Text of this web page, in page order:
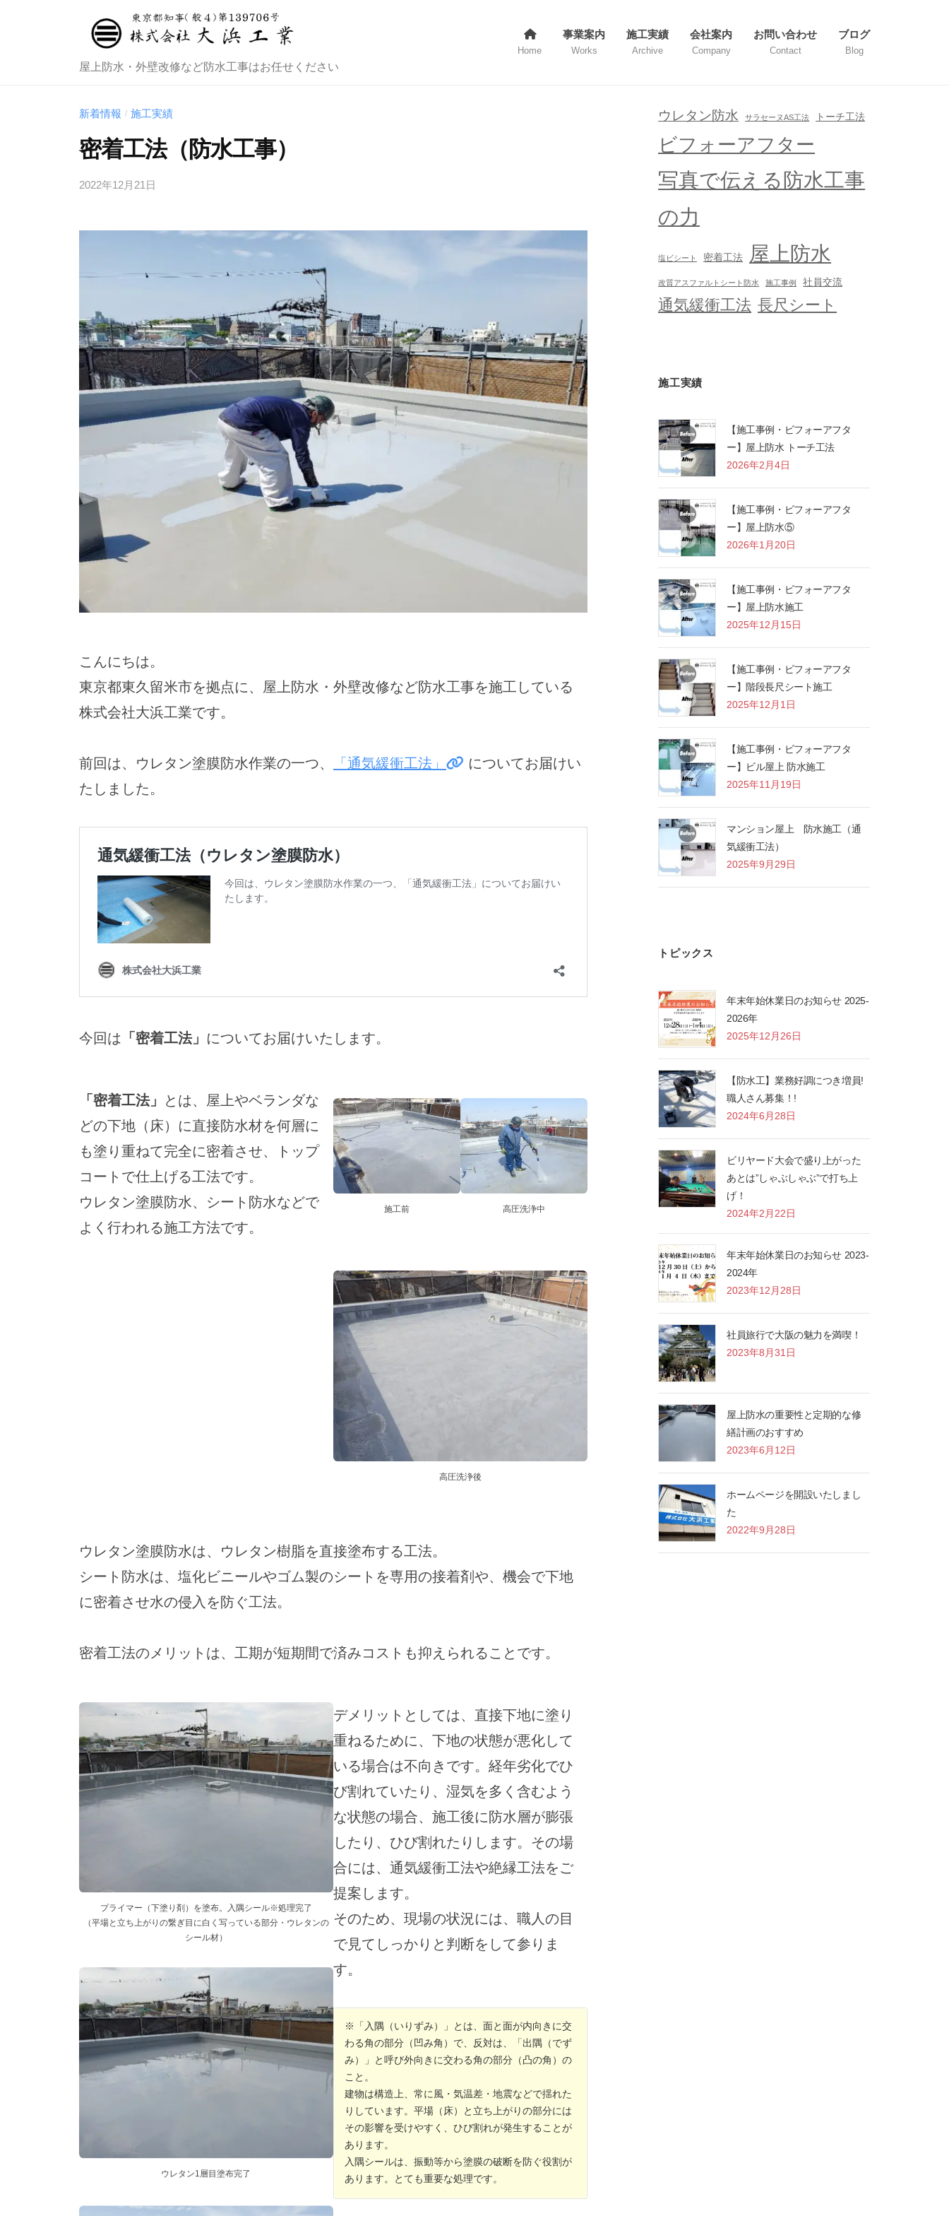
株
会
社
大
浜
業
屋上防水・外壁改修など防水工事はお任せください
Home
事業案内
Works
施工実績
Archive
会社案内
Company
お問い合わせ
Contact
ブログ
Blog
新着情報 / 施工実績
密着工法（防水工事）
2022年12月21日
こんにちは。
東京都東久留米市を拠点に、屋上防水・外壁改修など防水工事を施工している
株式会社大浜工業です。
前回は、ウレタン塗膜防水作業の一つ、 「通気緩衝工法」
についてお届けい
たしました。
今回は 「密着工法」 についてお届けいたします。
「密着工法」
とは、屋上やベランダな
どの下地（床）に直接防水材を何層に
も塗り重ねて完全に密着させ、トップ
コートで仕上げる工法です。
ウレタン塗膜防水、シート防水などで
よく行われる施工方法です。
施工前 高圧洗浄中
高圧洗浄後
ウレタン塗膜防水は、ウレタン樹脂を直接塗布する工法。
シート防水は、塩化ビニールやゴム製のシートを専用の接着剤や、機会で下地
に密着させ水の侵入を防ぐ工法。
密着工法のメリットは、工期が短期間で済みコストも抑えられることです。
プライマー（下塗り剤）を塗布。入隅シール※処理完了
（平場と立ち上がりの繋ぎ目に白く写っている部分・ウレタンの
シール材）
ウレタン1層目塗布完了
デメリットとしては、直接下地に塗り
重ねるために、下地の状態が悪化して
いる場合は不向きです。経年劣化でひ
び割れていたり、湿気を多く含むよう
な状態の場合、施工後に防水層が膨張
したり、ひび割れたりします。その場
合には、通気緩衝工法や絶縁工法をご
提案します。
そのため、現場の状況には、職人の目
で見てしっかりと判断をして参りま
す。
※「入隅（いりずみ）」とは、面と面が内向きに交
わる角の部分（凹み角）で、反対は、「出隅（でず
み）」と呼び外向きに交わる角の部分（凸の角）の
こと。
建物は構造上、常に風・気温差・地震などで揺れた
りしています。平場（床）と立ち上がりの部分には
その影響を受けやすく、ひび割れが発生することが
あります。
入隅シールは、振動等から塗膜の破断を防ぐ役割が
あります。とても重要な処理です。
ウレタン防水 サラセーヌAS工法 トーチ工法
ビフォーアフター
写真で伝える防水工事
の力
塩ビシート 密着工法 屋上防水
改質アスファルトシート防水 施工事例 社員交流
通気緩衝工法 長尺シート
施工実績
【施工事例・ビフォーアフタ
ー】屋上防水 トーチ工法
2026年2月4日
【施工事例・ビフォーアフタ
ー】屋上防水⑤
2026年1月20日
【施工事例・ビフォーアフタ
ー】屋上防水施工
2025年12月15日
【施工事例・ビフォーアフタ
ー】階段長尺シート施工
2025年12月1日
【施工事例・ビフォーアフタ
ー】ビル屋上 防水施工
2025年11月19日
マンション屋上 防水施工（通
気緩衝工法）
2025年9月29日
トピックス
年末年始休業日のお知らせ 2025-
2026年
2025年12月26日
【防水工】業務好調につき増員!
職人さん募集！!
2024年6月28日
ビリヤード大会で盛り上がった
あとは”しゃぶしゃぶ”で打ち上
げ！
2024年2月22日
年末年始休業日のお知らせ 2023-
2024年
2023年12月28日
社員旅行で大阪の魅力を満喫！
2023年8月31日
屋上防水の重要性と定期的な修
繕計画のおすすめ
2023年6月12日
ホームページを開設いたしまし
た
2022年9月28日
式
社
浜
業